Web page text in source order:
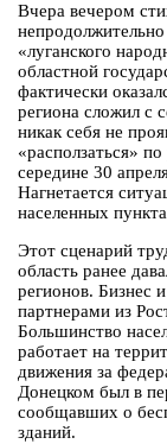
Вчера вечером
«луганского
областной
фактически
региона сложил с
никак себя не
«расползаться»
середине 30
Нагнетается
населенных
Этот сценарий
область ранее
регионов. Бизнес
партнерами из
Большинство
работает на
движения за
Донецком был в
сообщавших о
зданий.